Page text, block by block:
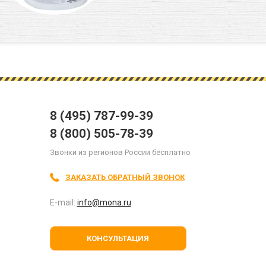
8 (495) 787-99-39
8 (800) 505-78-39
Звонки из регионов России бесплатно
ЗАКАЗАТЬ ОБРАТНЫЙ ЗВОНОК
E-mail: info@mona.ru
КОНСУЛЬТАЦИЯ